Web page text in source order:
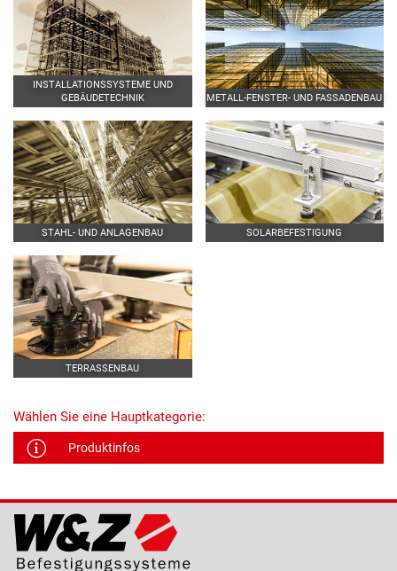
INSTALLATIONSSYSTEME UND
GEBÄUDETECHNIK
METALL-FENSTER- UND FASSADENBAU
STAHL- UND ANLAGENBAU SOLARBEFESTIGUNG
TERRASSENBAU
Wählen Sie eine Hauptkategorie:
Produktinfos